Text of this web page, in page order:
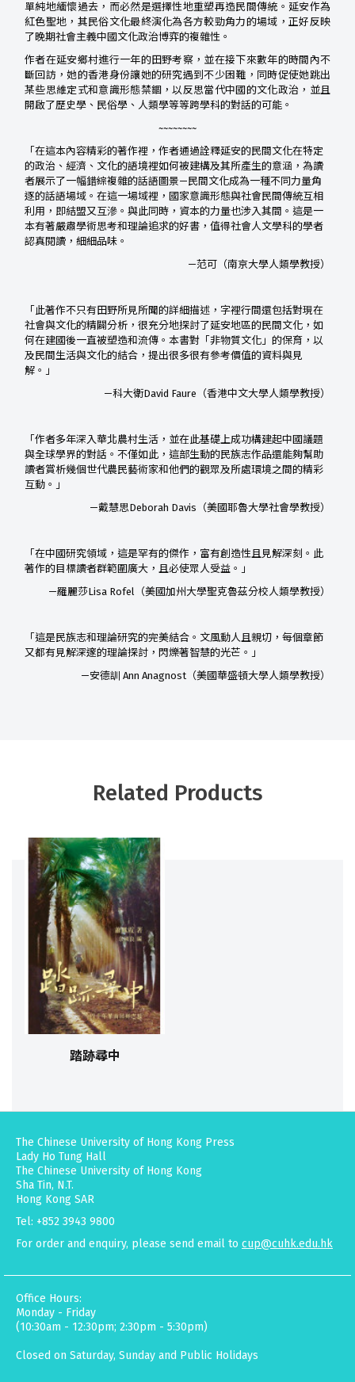
單純地緬懷過去，而必然是選擇性地重塑再造民間傳統。延安作為
紅色聖地，其民俗文化最終演化為各方較勁角力的場域，正好反映
了晚期社會主義中國文化政治博弈的複雜性。
作者在延安鄉村進行一年的田野考察，並在接下來數年的時間內不
斷回訪，她的香港身份讓她的研究遇到不少困難，同時促使她跳出
某些思維定式和意識形態禁錮，以反思當代中國的文化政治，並且
開啟了歷史學、民俗學、人類學等等跨學科的對話的可能。
~~~~~~~~
「在這本內容精彩的著作裡，作者通過詮釋延安的民間文化在特定
的政治、經濟、文化的語境裡如何被建構及其所產生的意涵，為讀
者展示了一幅錯綜複雜的話語圖景—民間文化成為一種不同力量角
逐的話語場域。在這一場域裡，國家意識形態與社會民間傳統互相
利用，即結盟又互滲。與此同時，資本的力量也涉入其間。這是一
本有著嚴肅學術思考和理論追求的好書，值得社會人文學科的學者
認真閱讀，細細品味。
—范可（南京大學人類學教授）
「此著作不只有田野所見所聞的詳細描述，字裡行間還包括對現在
社會與文化的精闢分析，很充分地探討了延安地區的民間文化，如
何在建國後一直被塑造和流傳。本書對「非物質文化」的保育，以
及民間生活與文化的結合，提出很多很有參考價值的資料與見
解。」
—科大衛David Faure（香港中文大學人類學教授）
「作者多年深入華北農村生活，並在此基礎上成功構建起中國議題
與全球學界的對話。不僅如此，這部生動的民族志作品還能夠幫助
讀者賞析幾個世代農民藝術家和他們的觀眾及所處環境之間的精彩
互動。」
—戴慧思Deborah Davis（美國耶魯大學社會學教授）
「在中國研究領域，這是罕有的傑作，富有創造性且見解深刻。此
著作的目標讀者群範圍廣大，且必使眾人受益。」
—羅麗莎Lisa Rofel（美國加州大學聖克魯茲分校人類學教授）
「這是民族志和理論研究的完美結合。文風動人且親切，每個章節
又都有見解深邃的理論探討，閃爍著智慧的光芒。」
—安德訓 Ann Anagnost（美國華盛頓大學人類學教授）
Related Products
踏跡尋中
The Chinese University of Hong Kong Press
Lady Ho Tung Hall
The Chinese University of Hong Kong
Sha Tin, N.T.
Hong Kong SAR
Tel: +852 3943 9800
For order and enquiry, please send email to cup@cuhk.edu.hk
Office Hours:
Monday - Friday
(10:30am - 12:30pm; 2:30pm - 5:30pm)
Closed on Saturday, Sunday and Public Holidays